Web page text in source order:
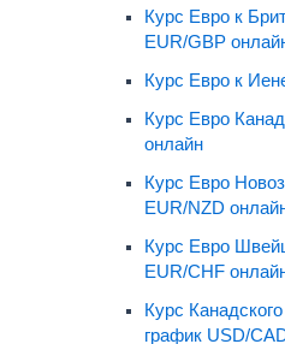
Курс Евро к
EUR/GBP
Курс Евро к
Курс Евро
онлайн
Курс Евро
EUR/NZD
Курс Евро
EUR/CHF
Курс
график USD/